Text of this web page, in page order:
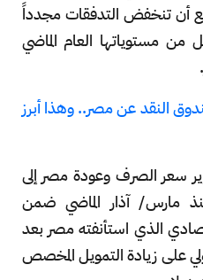
أن تنخفض التدفقات مجدداً
من مستوياتها العام الماضي
النقد عن مصر.. وهذا أبرز
سعر الصرف وعودة مصر إلى
مارس/ آذار الماضي ضمن
الذي استأنفته مصر بعد
على زيادة التمويل المخصص